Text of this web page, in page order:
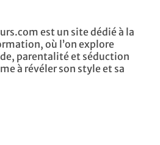
est un site dédié à la
où l’on explore
parentalité et séduction
à révéler son style et sa